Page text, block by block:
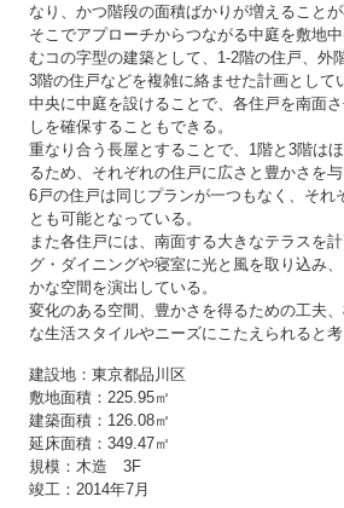
なり、かつ階段の面積ばかりが増えることが
そこでアプローチからつながる中庭を敷地
むコの字型の建築として、1-2階の住戸、外
3階の住戸などを複雑に絡ませた計画として
中央に中庭を設けることで、各住戸を南面
しを確保することもできる。
重なり合う長屋とすることで、1階と3階は
るため、それぞれの住戸に広さと豊かさを与
6戸の住戸は同じプランが一つもなく、それ
とも可能となっている。
また各住戸には、南面する大きなテラスを
グ・ダイニングや寝室に光と風を取り込み
かな空間を演出している。
変化のある空間、豊かさを得るための工夫
な生活スタイルやニーズにこたえられると考
建設地：東京都品川区
敷地面積：225.95㎡
建築面積：126.08㎡
延床面積：349.47㎡
規模：木造 3F
竣工：2014年7月